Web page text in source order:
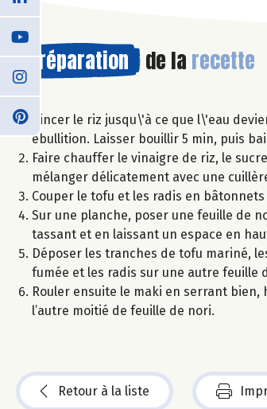
Préparation de la recette
Rincer le riz jusqu\'à ce que l\'eau
ébullition. Laisser bouillir 5 min, puis
Faire chauffer le vinaigre de riz, le
mélanger délicatement avec une
Couper le tofu et les radis en
Sur une planche, poser une feuille de
tassant et en laissant un espace en
Déposer les tranches de tofu mariné,
fumée et les radis sur une autre feuille
Rouler ensuite le maki en serrant bien,
l’autre moitié de feuille de nori.
Retour à la liste